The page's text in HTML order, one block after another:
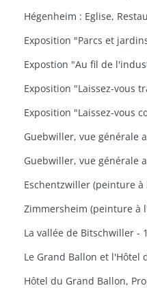
Eschentzwiller (peinture
Zimmersheim (peinture à
La vallée de Bitschwiller -
Le Grand Ballon et l'Hôtel
Hôtel du Grand Ballon,